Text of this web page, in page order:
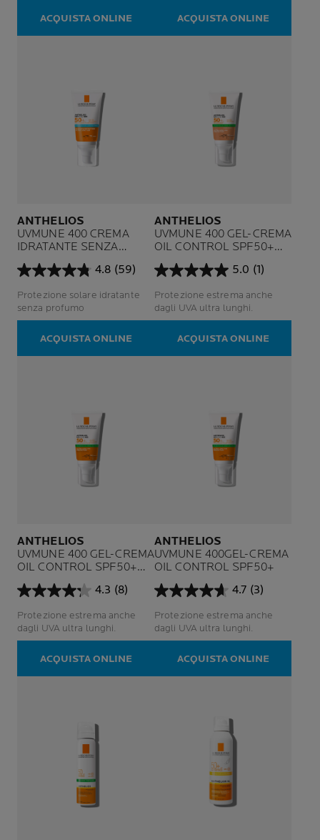
recensioni
ACQUISTA ONLINE
recensioni
ACQUISTA ONLINE
ANTHELIOS
UVMUNE 400 CREMA
IDRATANTE SENZA
PROFUMO SPF 50+
4.8 (59)
4.8
su
5
stelle.
recensioni
Protezione solare idratante
senza profumo
ACQUISTA ONLINE
ANTHELIOS
UVMUNE 400 GEL-CREMA
OIL CONTROL SPF50+
COLORATO
5.0 (1)
5.0
su
5
stelle.
recensione
Protezione estrema anche
dagli UVA ultra lunghi.
ACQUISTA ONLINE
ANTHELIOS
UVMUNE 400 GEL-CREMA
OIL CONTROL SPF50+
SENZA PROFUMO
4.3 (8)
4.3
su
5
stelle.
recensioni
Protezione estrema anche
dagli UVA ultra lunghi.
ACQUISTA ONLINE
ANTHELIOS
UVMUNE 400GEL-CREMA
OIL CONTROL SPF50+
4.7 (3)
4.7
su
5
stelle.
recensioni
Protezione estrema anche
dagli UVA ultra lunghi.
ACQUISTA ONLINE